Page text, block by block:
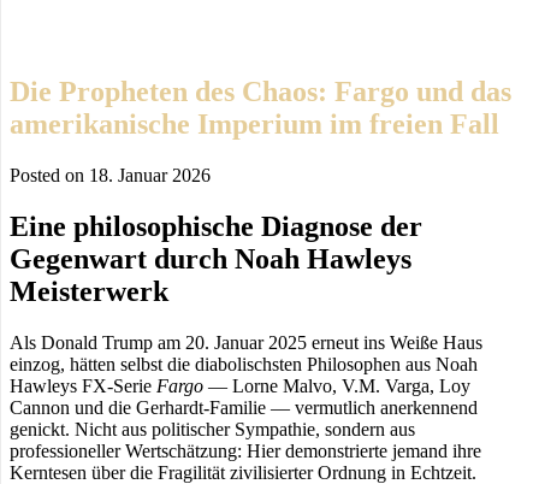
Die Propheten des Chaos: Fargo und das
amerikanische Imperium im freien Fall
Posted on 18. Januar 2026
Eine philosophische Diagnose der
Gegenwart durch Noah Hawleys
Meisterwerk
Als Donald Trump am 20. Januar 2025 erneut ins Weiße Haus
einzog, hätten selbst die diabolischsten Philosophen aus Noah
Hawleys FX-Serie Fargo — Lorne Malvo, V.M. Varga, Loy
Cannon und die Gerhardt-Familie — vermutlich anerkennend
genickt. Nicht aus politischer Sympathie, sondern aus
professioneller Wertschätzung: Hier demonstrierte jemand ihre
Kerntesen über die Fragilität zivilisierter Ordnung in Echtzeit.